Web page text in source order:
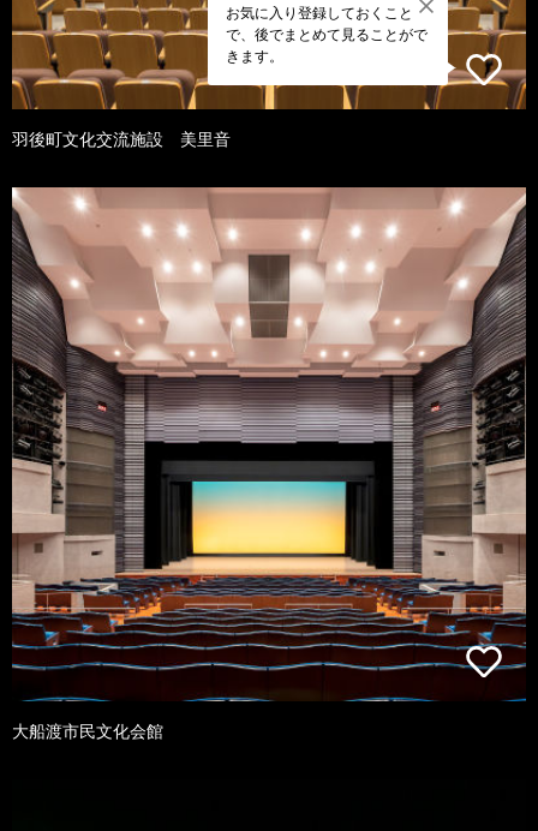
お気に入り登録しておくこと
で、後でまとめて見ることがで
きます。
羽後町文化交流施設 美里音
大船渡市民文化会館